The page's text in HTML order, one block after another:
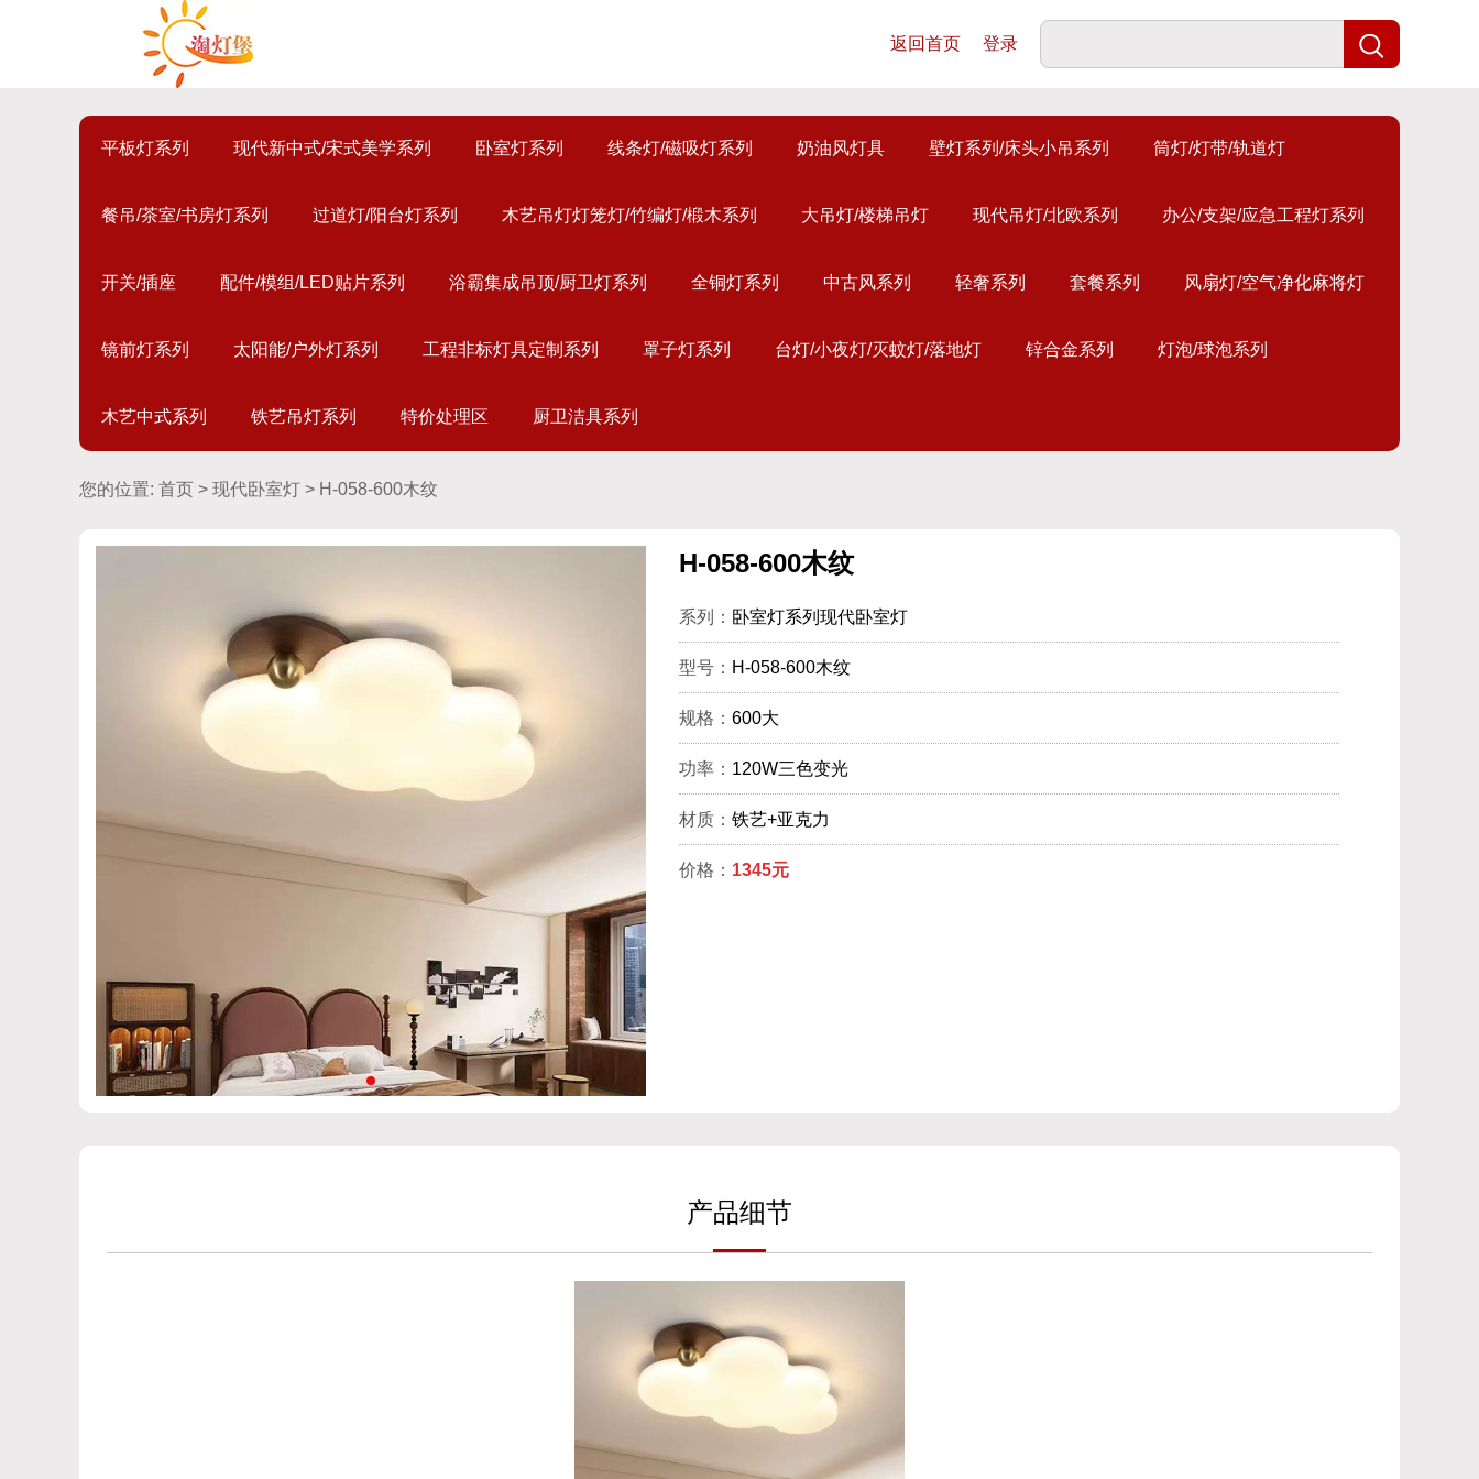
返回首页 登录
平板灯系列 现代新中式/宋式美学系列 卧室灯系列 线条灯/磁吸灯系列 奶油风灯具 壁灯系列/床头小吊系列 筒灯/灯带/轨道灯
餐吊/茶室/书房灯系列 过道灯/阳台灯系列 木艺吊灯灯笼灯/竹编灯/椴木系列 大吊灯/楼梯吊灯 现代吊灯/北欧系列 办公/支架/应急工程灯系列
开关/插座 配件/模组/LED贴片系列 浴霸集成吊顶/厨卫灯系列 全铜灯系列 中古风系列 轻奢系列 套餐系列 风扇灯/空气净化麻将灯
镜前灯系列 太阳能/户外灯系列 工程非标灯具定制系列 罩子灯系列 台灯/小夜灯/灭蚊灯/落地灯 锌合金系列 灯泡/球泡系列
木艺中式系列 铁艺吊灯系列 特价处理区 厨卫洁具系列
您的位置: 首页 > 现代卧室灯 > H-058-600木纹
H-058-600木纹
系列： 卧室灯系列现代卧室灯
型号： H-058-600木纹
规格： 600大
功率： 120W三色变光
材质： 铁艺+亚克力
价格： 1345元
产品细节